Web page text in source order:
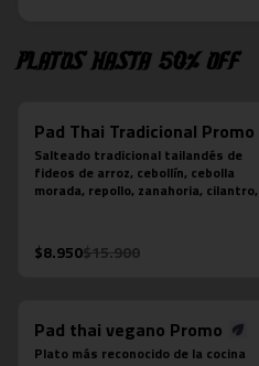
Platos hasta 50% OFF
Pad Thai Tradicional Promo
Salteado tradicional tailandés de
fideos de arroz, cebollín, cebolla
morada, repollo, zanahoria, cilantro,
unidades), tofu y pollo.
$8.950$15.900
Pad thai vegano Promo
Plato más reconocido de la cocina